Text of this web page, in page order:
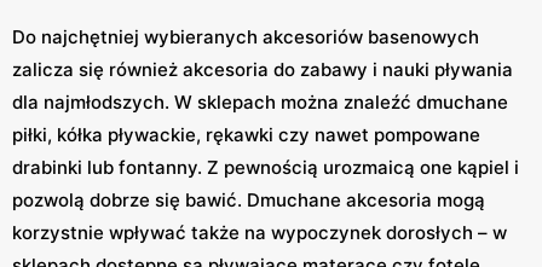
Do najchętniej wybieranych akcesoriów basenowych
zalicza się również akcesoria do zabawy i nauki pływania
dla najmłodszych. W sklepach można znaleźć dmuchane
piłki, kółka pływackie, rękawki czy nawet pompowane
drabinki lub fontanny. Z pewnością urozmaicą one kąpiel i
pozwolą dobrze się bawić. Dmuchane akcesoria mogą
korzystnie wpływać także na wypoczynek dorosłych – w